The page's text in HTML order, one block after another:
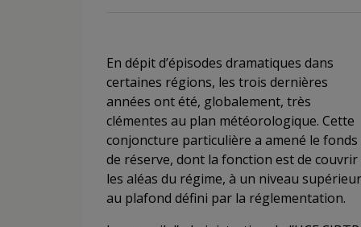
En dépit d’épisodes dramatiques dans
certaines régions, les trois dernières
années ont été, globalement, très
clémentes au plan météorologique. Cette
conjoncture particulière a amené le fonds
de réserve, dont la fonction est de couvrir
les aléas du régime, à un niveau supérieur
au plafond défini par la réglementation.